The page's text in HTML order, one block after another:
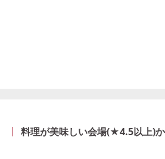
料理が美味しい会場(★4.5以上)